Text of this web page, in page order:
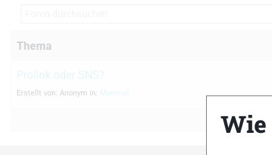
Thema
Erstellt von: Anonym in:
Wie